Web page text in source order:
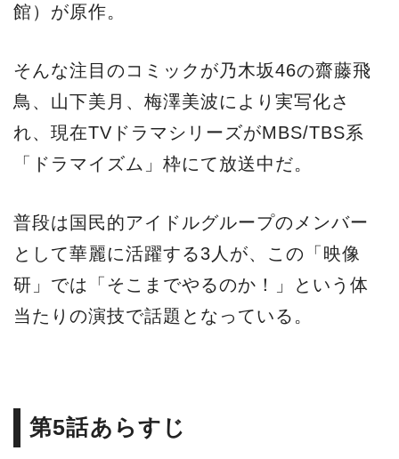
館）が原作。
そんな注目のコミックが乃木坂46の齋藤飛
鳥、山下美月、梅澤美波により実写化さ
れ、現在TVドラマシリーズがMBS/TBS系
「ドラマイズム」枠にて放送中だ。
普段は国民的アイドルグループのメンバー
として華麗に活躍する3人が、この「映像
研」では「そこまでやるのか！」という体
当たりの演技で話題となっている。
第5話あらすじ